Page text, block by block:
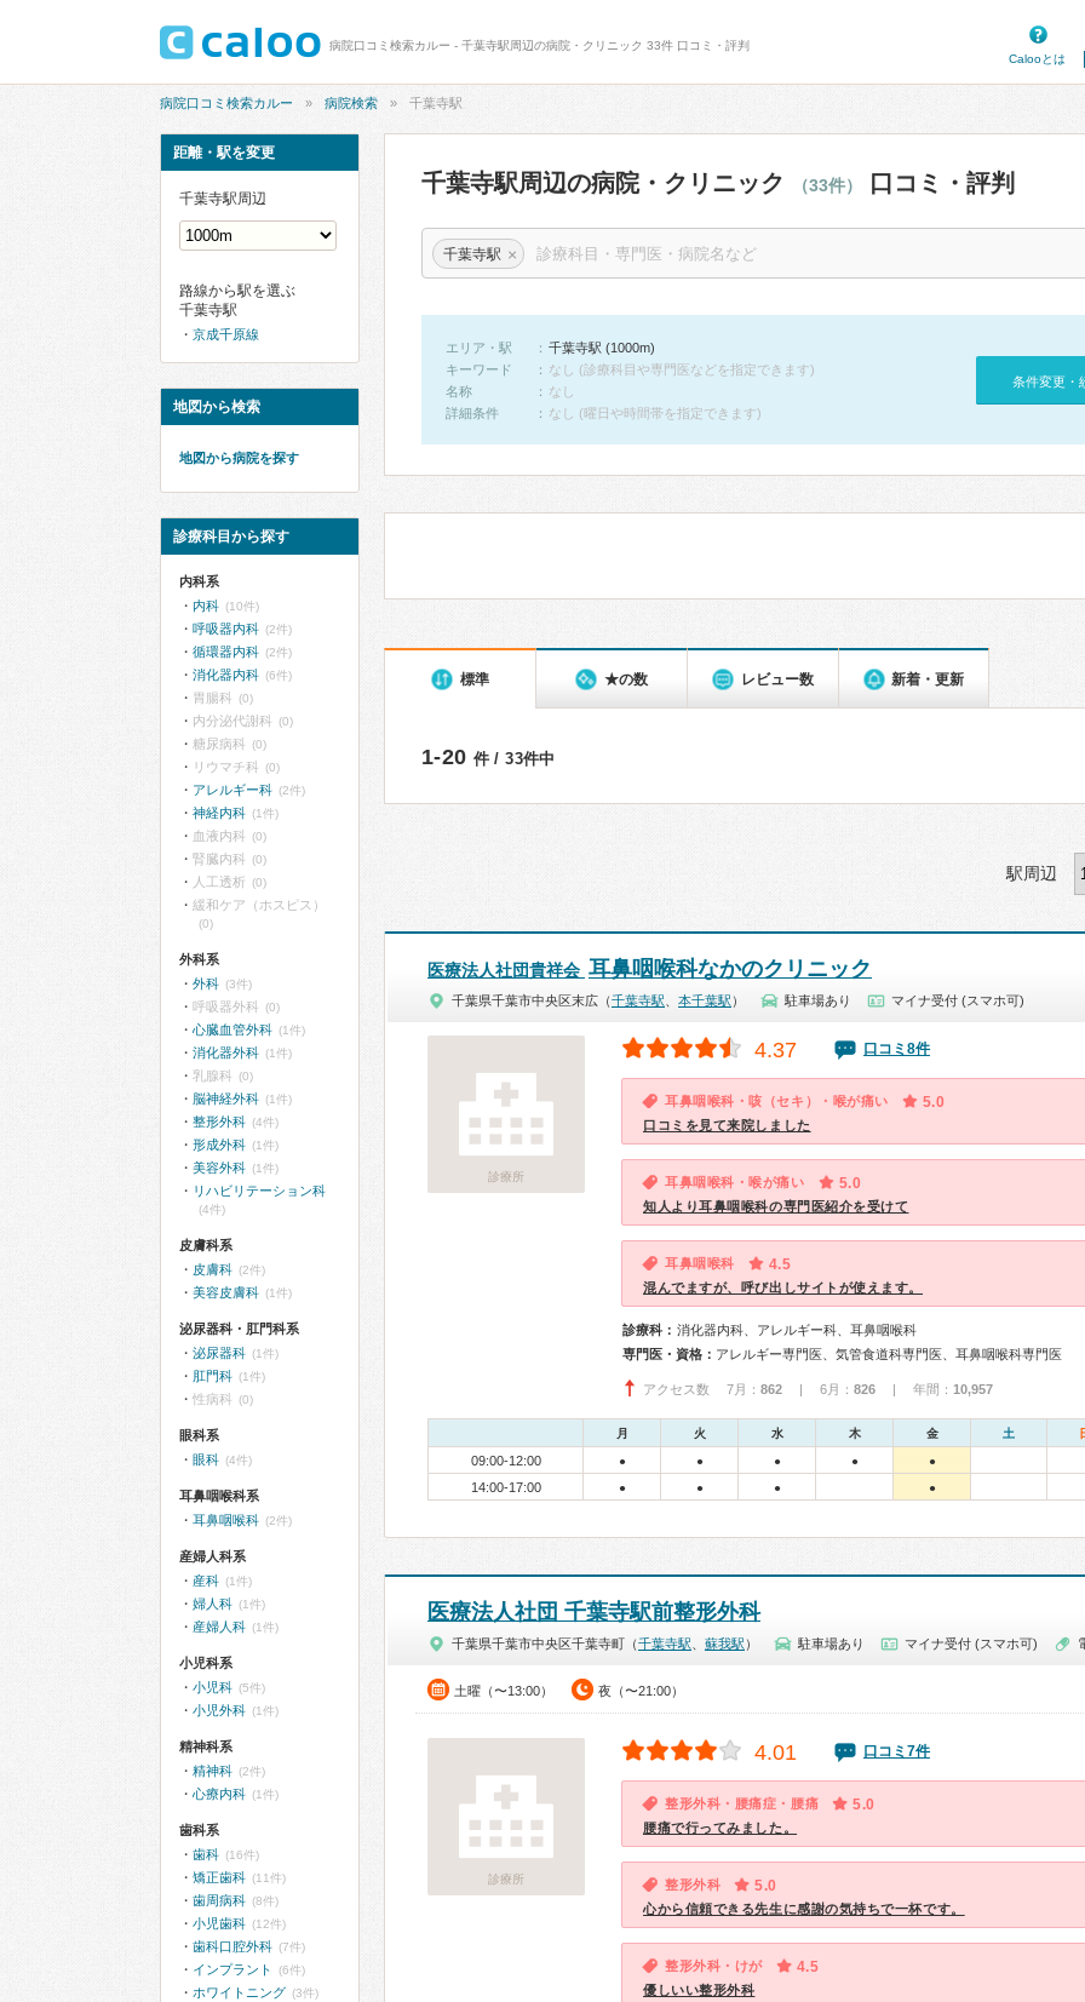
病院口コミ検索カルー - 千葉寺駅周辺の病院・クリニック 33件 口コミ・評判
Calooとは
病院口コミ検索カルー 病院検索 千葉寺駅
千葉寺駅周辺の病院・クリニック （33件） 口コミ・評判
千葉寺駅 ×
エリア・駅
千葉寺駅 (1000m)
キーワード
なし (診療科目や専門医などを指定できます)
名称
なし
詳細条件
なし (曜日や時間帯を指定できます)
条件変更・
標準 ★の数 レビュー数 新着・更新
1-20 件 / 33件中
駅周辺
医療法人社団貴祥会 耳鼻咽喉科なかのクリニック
千葉県千葉市中央区末広（千葉寺駅 本千葉駅 ） 駐車場あり マイナ受付 (スマホ可)
診療所
4.37 口コミ8件
耳鼻咽喉科・咳（セキ）・喉が痛い 5.0
口コミを見て来院しました
耳鼻咽喉科・喉が痛い 5.0
知人より耳鼻咽喉科の専門医紹介を受けて
耳鼻咽喉科 4.5
混んでますが、呼び出しサイトが使えます。
診療科： 消化器内科、アレルギー科、耳鼻咽喉科
専門医・資格： アレルギー専門医、気管食道科専門医、耳鼻咽喉科専門医
アクセス数 7月： 862 | 6月： 826 | 年間： 10,957
月 火 水 木 金 土
09:00-12:00 ● ● ● ● ●
14:00-17:00 ● ● ● ●
医療法人社団 千葉寺駅前整形外科
千葉県千葉市中央区千葉寺町（千葉寺駅 蘇我駅 ） 駐車場あり マイナ受付 (スマホ可)
土曜（〜13:00） 夜（〜21:00）
診療所
4.01 口コミ7件
整形外科・腰痛症・腰痛 5.0
腰痛で行ってみました。
整形外科 5.0
心から信頼できる先生に感謝の気持ちで一杯です。
整形外科・けが 4.5
優しいい整形外科
距離・駅を変更
千葉寺駅周辺
路線から駅を選ぶ
千葉寺駅
京成千原線
地図から検索
地図から病院を探す
診療科目から探す
内科系
内科 (10件)
呼吸器内科 (2件)
循環器内科 (2件)
消化器内科 (6件)
胃腸科 (0)
内分泌代謝科 (0)
糖尿病科 (0)
リウマチ科 (0)
アレルギー科 (2件)
神経内科 (1件)
血液内科 (0)
腎臓内科 (0)
人工透析 (0)
緩和ケア（ホスピス）
(0)
外科系
外科 (3件)
呼吸器外科 (0)
心臓血管外科 (1件)
消化器外科 (1件)
乳腺科 (0)
脳神経外科 (1件)
整形外科 (4件)
形成外科 (1件)
美容外科 (1件)
リハビリテーション科
(4件)
皮膚科系
皮膚科 (2件)
美容皮膚科 (1件)
泌尿器科・肛門科系
泌尿器科 (1件)
肛門科 (1件)
性病科 (0)
眼科系
眼科 (4件)
耳鼻咽喉科系
耳鼻咽喉科 (2件)
産婦人科系
産科 (1件)
婦人科 (1件)
産婦人科 (1件)
小児科系
小児科 (5件)
小児外科 (1件)
精神科系
精神科 (2件)
心療内科 (1件)
歯科系
歯科 (16件)
矯正歯科 (11件)
歯周病科 (8件)
小児歯科 (12件)
歯科口腔外科 (7件)
インプラント (6件)
ホワイトニング (3件)